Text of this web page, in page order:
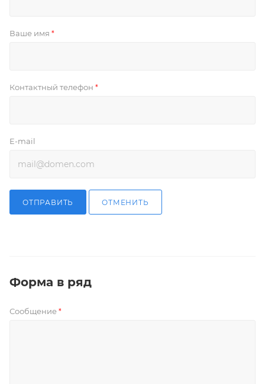
Ваше имя *
Контактный телефон *
E-mail
ОТПРАВИТЬ ОТМЕНИТЬ
Форма в ряд
Сообщение *